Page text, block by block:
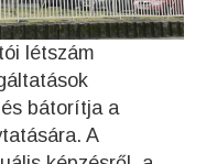
létszám
bátorítja a
A